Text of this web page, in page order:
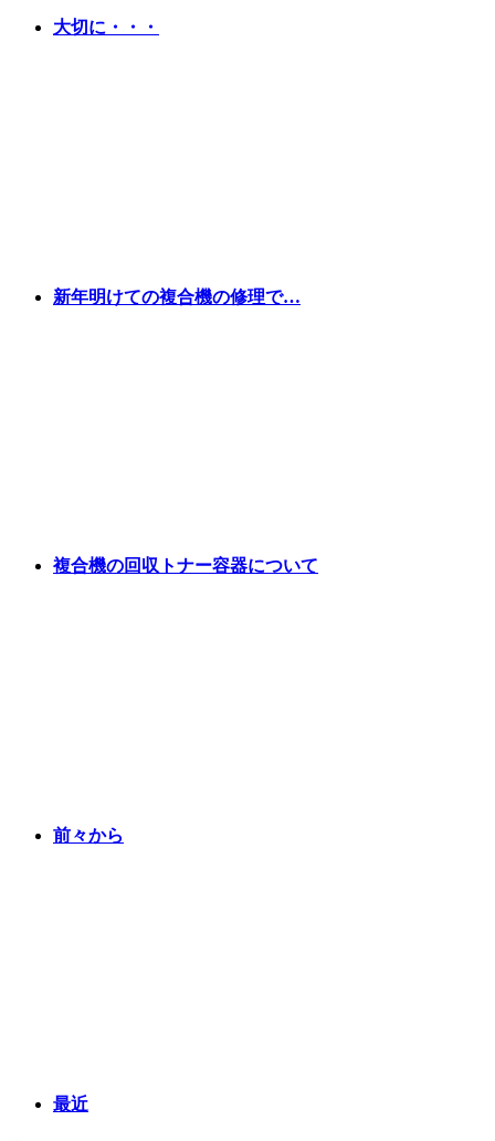
大切に・・・
新年明けての複合機の修理で…
複合機の回収トナー容器について
前々から
最近